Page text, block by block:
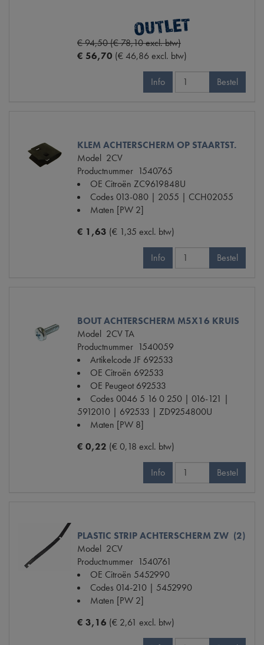
€ 94,50 (€ 78,10 excl. btw)
€ 56,70 (€ 46,86 excl. btw)
Info Bestel
KLEM ACHTERSCHERM OP STAARTST.
Model 2CV
Productnummer 1540765
OE Citroën ZC9619848U
Codes 013-080 | 2055 | CCH02055
Maten [PW 2]
€ 1,63 (€ 1,35 excl. btw)
Info Bestel
BOUT ACHTERSCHERM M5X16 KRUIS
Model 2CV TA
Productnummer 1540059
Artikelcode JF 692533
OE Citroën 692533
OE Peugeot 692533
Codes 0046 5 16 0 250 | 016-121 |
5912010 | 692533 | ZD9254800U
Maten [PW 8]
€ 0,22 (€ 0,18 excl. btw)
Info Bestel
PLASTIC STRIP ACHTERSCHERM ZW (2)
Model 2CV
Productnummer 1540761
OE Citroën 5452990
Codes 014-210 | 5452990
Maten [PW 2]
€ 3,16 (€ 2,61 excl. btw)